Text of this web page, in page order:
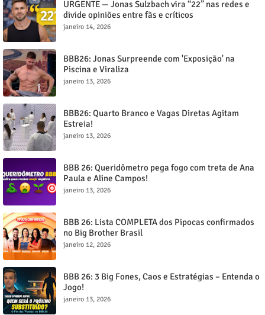
URGENTE — Jonas Sulzbach vira “22” nas redes e
divide opiniões entre fãs e críticos
janeiro 14, 2026
BBB26: Jonas Surpreende com 'Exposição' na
Piscina e Viraliza
janeiro 13, 2026
BBB26: Quarto Branco e Vagas Diretas Agitam
Estreia!
janeiro 13, 2026
BBB 26: Queridômetro pega fogo com treta de Ana
Paula e Aline Campos!
janeiro 13, 2026
BBB 26: Lista COMPLETA dos Pipocas confirmados
no Big Brother Brasil
janeiro 12, 2026
BBB 26: 3 Big Fones, Caos e Estratégias – Entenda o
Jogo!
janeiro 13, 2026